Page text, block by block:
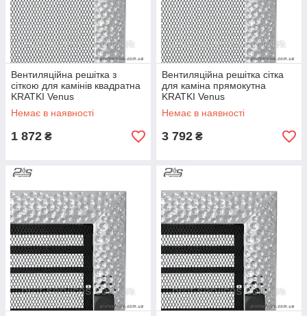
Вентиляційна решітка з
сіткою для камінів квадратна
KRATKI Venus
никелированый 22х22 см
Немає в наявності
1 872 ₴
Вентиляційна решітка сітка
для каміна прямокутна
KRATKI Venus
никелированый 22х45 см
Немає в наявності
3 792 ₴